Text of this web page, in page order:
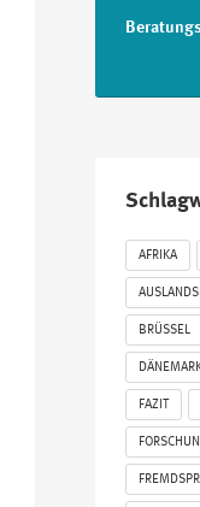
AFRIKA
BRÜSSEL
FAZIT